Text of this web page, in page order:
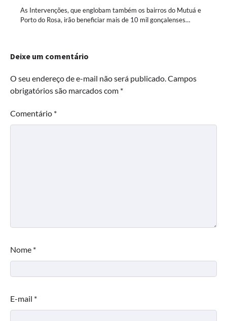
As Intervenções, que englobam também os bairros do Mutuá e
Porto do Rosa, irão beneficiar mais de 10 mil gonçalenses…
Deixe um comentário
O seu endereço de e-mail não será publicado.Campos
obrigatórios são marcados com *
Comentário *
Nome *
E-mail *